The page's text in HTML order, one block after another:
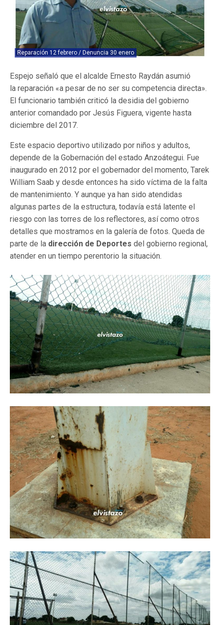
Reparación 12 febrero / Denuncia 30 enero
Espejo señaló que el alcalde Ernesto Raydán asumió
la reparación «a pesar de no ser su competencia directa».
El funcionario también criticó la desidia del gobierno
anterior comandado por Jesús Figuera, vigente hasta
diciembre del 2017.
Este espacio deportivo utilizado por niños y adultos,
depende de la Gobernación del estado Anzoátegui. Fue
inaugurado en 2012 por el gobernador del momento, Tarek
William Saab y desde entonces ha sido víctima de la falta
de mantenimiento. Y aunque ya han sido atendidas
algunas partes de la estructura, todavía está latente el
riesgo con las torres de los reflectores, así como otros
detalles que mostramos en la galería de fotos. Queda de
parte de la dirección de Deportes del gobierno regional,
atender en un tiempo perentorio la situación.